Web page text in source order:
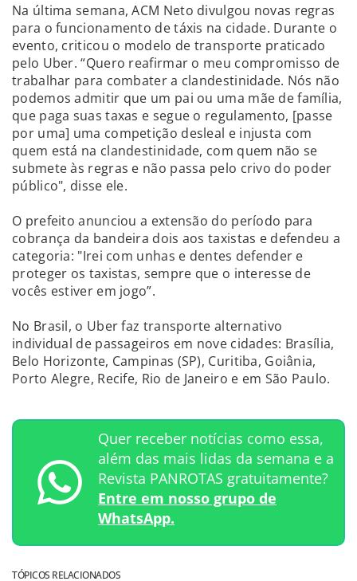
Na última semana, ACM Neto divulgou novas regras
para o funcionamento de táxis na cidade. Durante o
evento, criticou o modelo de transporte praticado
pelo Uber. “Quero reafirmar o meu compromisso de
trabalhar para combater a clandestinidade. Nós não
podemos admitir que um pai ou uma mãe de família,
que paga suas taxas e segue o regulamento, [passe
por uma] uma competição desleal e injusta com
quem está na clandestinidade, com quem não se
submete às regras e não passa pelo crivo do poder
público", disse ele.
O prefeito anunciou a extensão do período para
cobrança da bandeira dois aos taxistas e defendeu a
categoria: "Irei com unhas e dentes defender e
proteger os taxistas, sempre que o interesse de
vocês estiver em jogo”.
No Brasil, o Uber faz transporte alternativo
individual de passageiros em nove cidades: Brasília,
Belo Horizonte, Campinas (SP), Curitiba, Goiânia,
Porto Alegre, Recife, Rio de Janeiro e em São Paulo.
Quer receber notícias como essa,
além das mais lidas da semana e a
Revista PANROTAS gratuitamente?
Entre em nosso grupo de
WhatsApp.
TÓPICOS RELACIONADOS